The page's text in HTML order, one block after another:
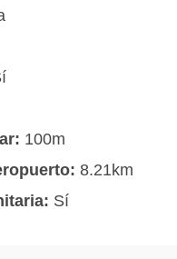
100m
8.21km
Sí